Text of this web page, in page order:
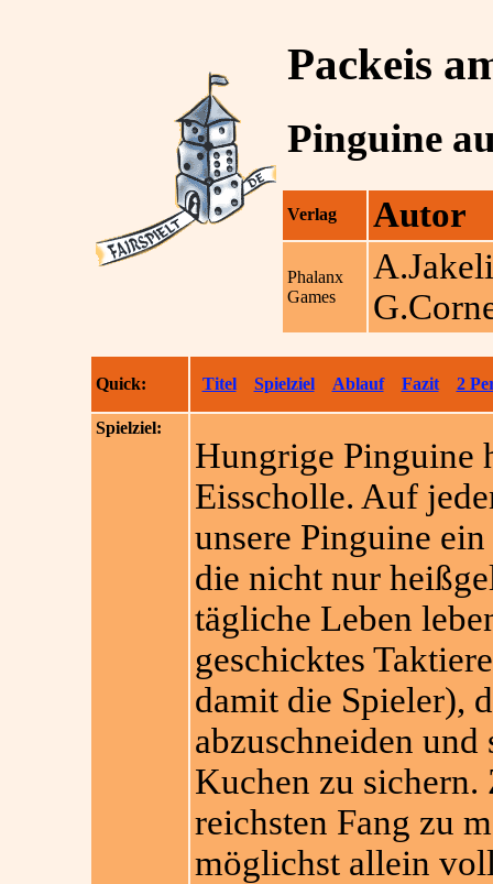
Packeis
Pinguine
Verlag Autor
Phalanx
Games
Quick: Titel Spielziel Ablauf Fazit 2
Spielziel:
Hungrige Pinguine
Eisscholle. Auf
unsere Pinguine
die nicht nur
tägliche Leben
geschicktes
damit die Spieler),
abzuschneiden
Kuchen zu sichern.
reichsten Fang zu
möglichst allein